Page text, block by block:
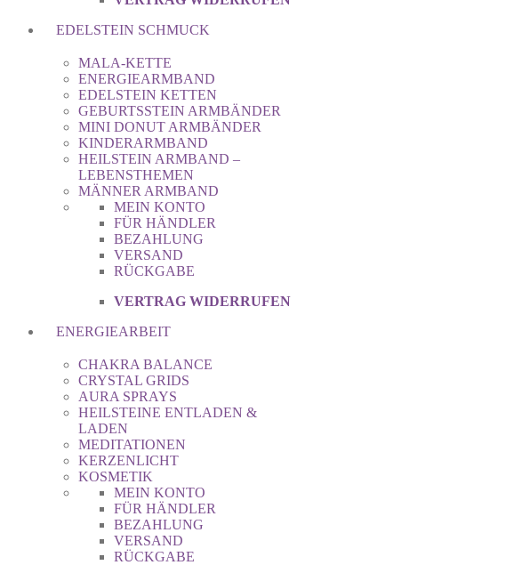
EDELSTEIN SCHMUCK
MALA-KETTE
ENERGIEARMBAND
EDELSTEIN KETTEN
GEBURTSSTEIN ARMBÄNDER
MINI DONUT ARMBÄNDER
KINDERARMBAND
HEILSTEIN ARMBAND –
LEBENSTHEMEN
MÄNNER ARMBAND
MEIN KONTO
FÜR HÄNDLER
BEZAHLUNG
VERSAND
RÜCKGABE
VERTRAG WIDERRUFEN
ENERGIEARBEIT
CHAKRA BALANCE
CRYSTAL GRIDS
AURA SPRAYS
HEILSTEINE ENTLADEN &
LADEN
MEDITATIONEN
KERZENLICHT
KOSMETIK
MEIN KONTO
FÜR HÄNDLER
BEZAHLUNG
VERSAND
RÜCKGABE